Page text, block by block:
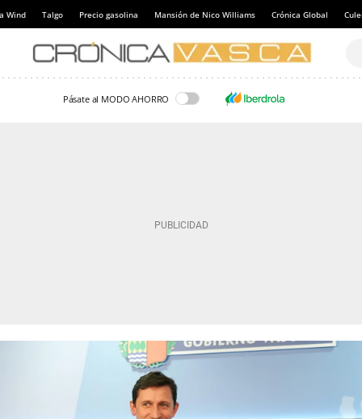
Wind Talgo Precio gasolina Mansión de Nico Williams Crónica Global
Pásate al MODO AHORRO